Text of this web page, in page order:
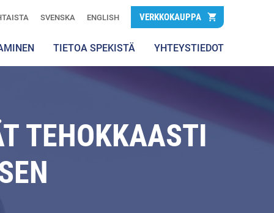
SVENSKA ENGLISH VERKKOKAUPPA
TIETOA SPEKISTÄ YHTEYSTIEDOT
TEHOKKAASTI